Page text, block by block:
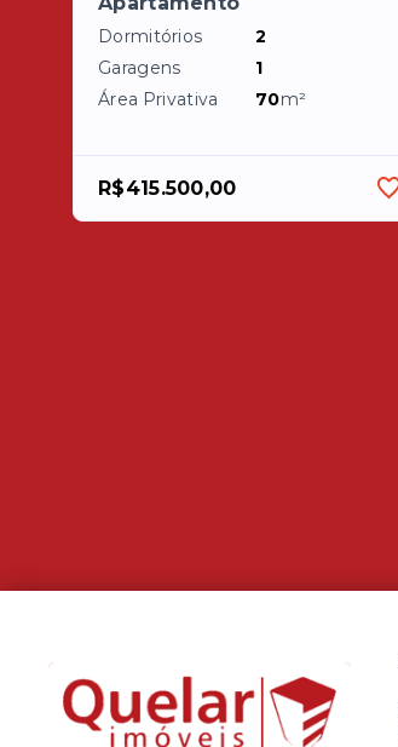
Dormitórios
2
Garagens
1
Área Privativa
70m²
R$415.500,00